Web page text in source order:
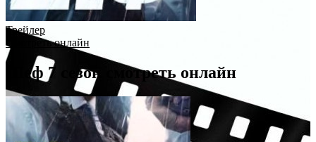
Трейлер
Смотреть онлайн
Шеф 7 сезон смотреть онлайн